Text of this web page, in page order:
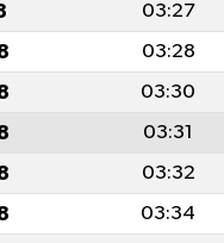
03:27
03:28
03:30
03:31
03:32
03:34